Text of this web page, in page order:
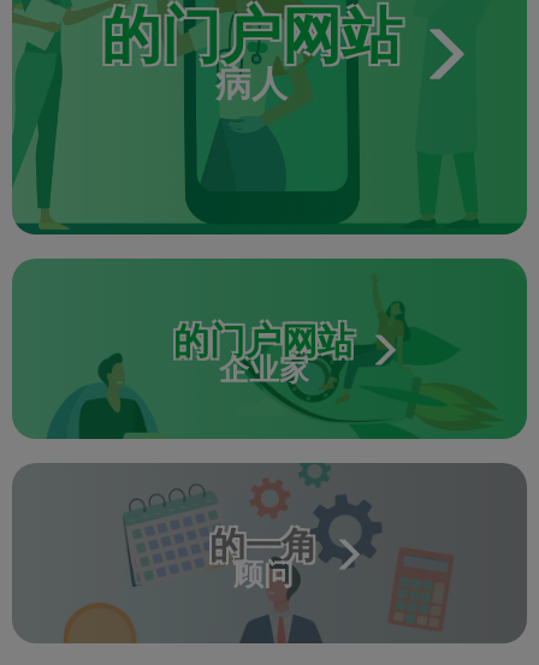
的门户网站
病人
的门户网站
企业家
的一角
顾问